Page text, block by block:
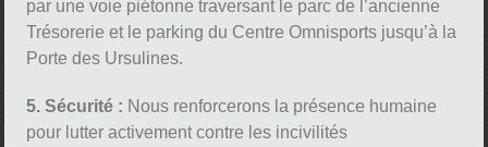
par une voie piétonne traversant le parc de l’ancienne
Trésorerie et le parking du Centre Omnisports jusqu’à la
Porte des Ursulines.
5. Sécurité : Nous renforcerons la présence humaine
pour lutter activement contre les incivilités